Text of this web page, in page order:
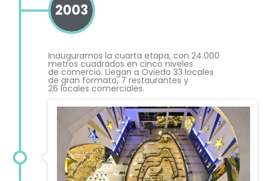
2003
Inauguramos la cuarta etapa, con 24.000
metros cuadrados en cinco niveles
de comercio. Llegan a Oviedo 33 locales
de gran formato, 7 restaurantes y
26 locales comerciales.